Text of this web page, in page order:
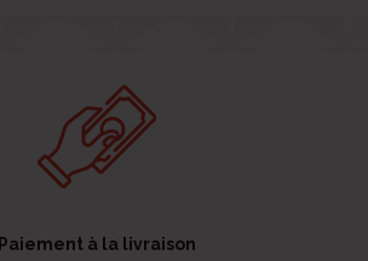
Paiement à la livraison